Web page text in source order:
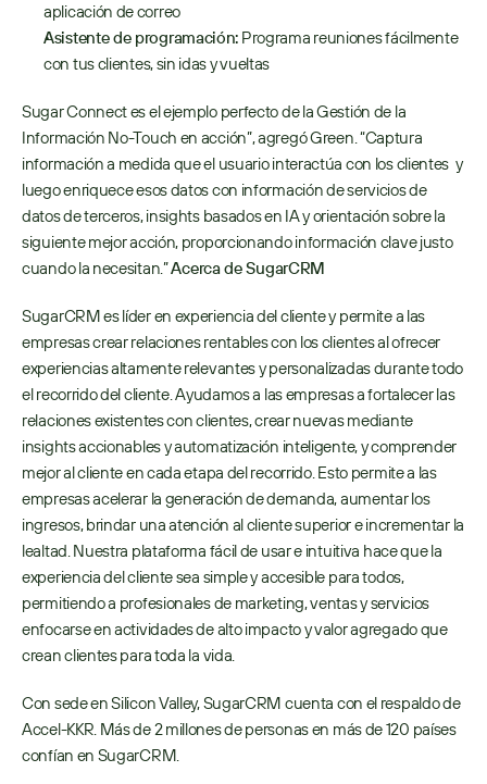
aplicación de correo
Asistente de programación: Programa reuniones fácilmente
con tus clientes, sin idas y vueltas
Sugar Connect es el ejemplo perfecto de la Gestión de la
Información No-Touch en acción”, agregó Green. “Captura
información a medida que el usuario interactúa con los clientes  y
luego enriquece esos datos con información de servicios de
datos de terceros, insights basados en IA y orientación sobre la
siguiente mejor acción, proporcionando información clave justo
cuando la necesitan.” Acerca de SugarCRM
SugarCRM es líder en experiencia del cliente y permite a las
empresas crear relaciones rentables con los clientes al ofrecer
experiencias altamente relevantes y personalizadas durante todo
el recorrido del cliente. Ayudamos a las empresas a fortalecer las
relaciones existentes con clientes, crear nuevas mediante
insights accionables y automatización inteligente, y comprender
mejor al cliente en cada etapa del recorrido. Esto permite a las
empresas acelerar la generación de demanda, aumentar los
ingresos, brindar una atención al cliente superior e incrementar la
lealtad. Nuestra plataforma fácil de usar e intuitiva hace que la
experiencia del cliente sea simple y accesible para todos,
permitiendo a profesionales de marketing, ventas y servicios
enfocarse en actividades de alto impacto y valor agregado que
crean clientes para toda la vida.
Con sede en Silicon Valley, SugarCRM cuenta con el respaldo de
Accel-KKR. Más de 2 millones de personas en más de 120 países
confían en SugarCRM.